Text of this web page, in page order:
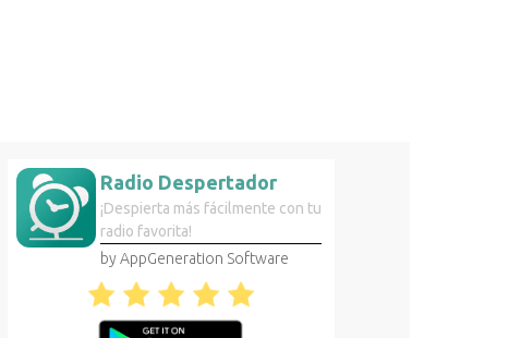
Radio Despertador
¡Despierta más fácilmente con tu
radio favorita!
by AppGeneration Software